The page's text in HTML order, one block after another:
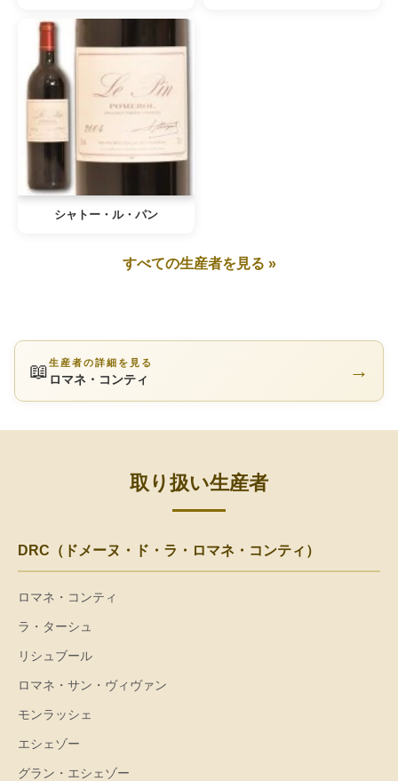
シャトー・ル・パン
すべての生産者を見る »
📖生産者の詳細を見る
ロマネ・コンティ →
取り扱い生産者
DRC（ドメーヌ・ド・ラ・ロマネ・コンティ）
ロマネ・コンティ
ラ・ターシュ
リシュブール
ロマネ・サン・ヴィヴァン
モンラッシェ
エシェゾー
グラン・エシェゾー